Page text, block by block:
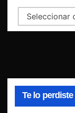
Categorías
Te lo perdiste